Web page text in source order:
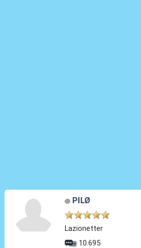
PILØ
Lazionetter
10.695